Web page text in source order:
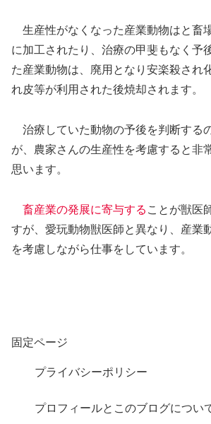
生産性がなくなった産業動物はと畜
に加工されたり、治療の甲斐もなく予
た産業動物は、廃用となり安楽殺され
れ皮等が利用された後焼却されます。
治療していた動物の予後を判断する
が、農家さんの生産性を考慮すると非
思います。
畜産業の発展に寄与する ことが獣医
すが、愛玩動物獣医師と異なり、産業
を考慮しながら仕事をしています。
固定ページ
プライバシーポリシー
プロフィールとこのブログについ